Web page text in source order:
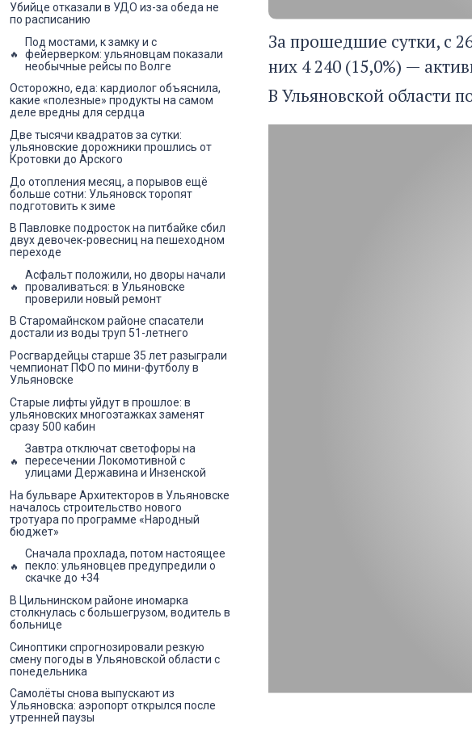
За прошедшие сутки, с
них 4 240 (15,0%) —
В Ульяновской области
Убийце отказали в УДО из-за обеда не
по расписанию
Под мостами, к замку и с
фейерверком: ульяновцам показали
необычные рейсы по Волге
Осторожно, еда: кардиолог объяснила,
какие «полезные» продукты на самом
деле вредны для сердца
Две тысячи квадратов за сутки:
ульяновские дорожники прошлись от
Кротовки до Арского
До отопления месяц, а порывов ещё
больше сотни: Ульяновск торопят
подготовить к зиме
В Павловке подросток на питбайке сбил
двух девочек-ровесниц на пешеходном
переходе
Асфальт положили, но дворы начали
проваливаться: в Ульяновске
проверили новый ремонт
В Старомайнском районе спасатели
достали из воды труп 51-летнего
Росгвардейцы старше 35 лет разыграли
чемпионат ПФО по мини-футболу в
Ульяновске
Старые лифты уйдут в прошлое: в
ульяновских многоэтажках заменят
сразу 500 кабин
Завтра отключат светофоры на
пересечении Локомотивной с
улицами Державина и Инзенской
На бульваре Архитекторов в Ульяновске
началось строительство нового
тротуара по программе «Народный
бюджет»
Сначала прохлада, потом настоящее
пекло: ульяновцев предупредили о
скачке до +34
В Цильнинском районе иномарка
столкнулась с большегрузом, водитель в
больнице
Синоптики спрогнозировали резкую
смену погоды в Ульяновской области с
понедельника
Самолёты снова выпускают из
Ульяновска: аэропорт открылся после
утренней паузы